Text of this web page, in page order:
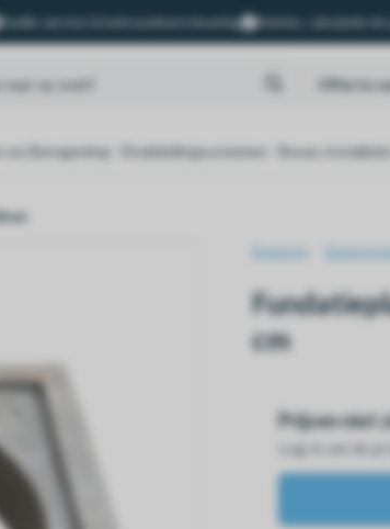
Snelle service & betrouwbare levering Advies, calculatie
Offerte
en Beregening Drukleidingsystemen Bouw,
Riolering
cm
Prijzen niet
Log in om de